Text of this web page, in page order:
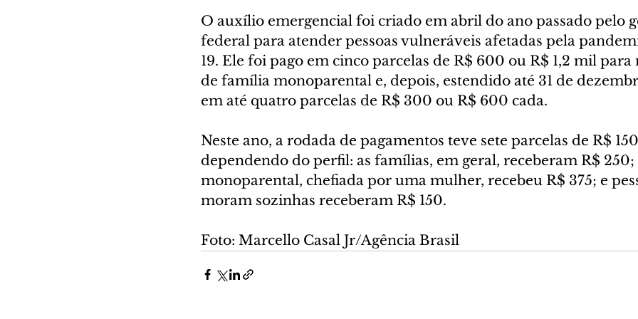
O auxílio emergencial foi criado em abril do ano passado pelo
federal para atender pessoas vulneráveis afetadas pela
19. Ele foi pago em cinco parcelas de R$ 600 ou R$ 1,2 mil para
de família monoparental e, depois, estendido até 31 de
em até quatro parcelas de R$ 300 ou R$ 600 cada.
Neste ano, a rodada de pagamentos teve sete parcelas de R$
dependendo do perfil: as famílias, em geral, receberam R$
monoparental, chefiada por uma mulher, recebeu R$ 375; e
moram sozinhas receberam R$ 150.
Foto: Marcello Casal Jr/Agência Brasil